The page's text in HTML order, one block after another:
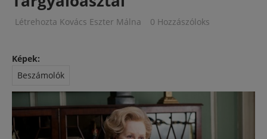
Létrehozta Kovács Eszter Málna 0 Hozzászóloks
Képek:
Beszámolók